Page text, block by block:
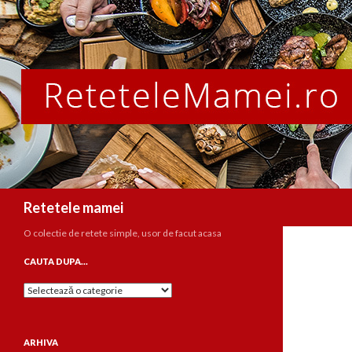
Retetele mamei
O colectie de retete simple, usor de facut acasa
CAUTA DUPA…
Cauta
ARHIVA